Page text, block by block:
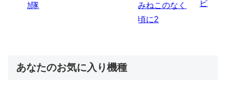
ビ 炎ノ消防隊2
あなたのお気に入り機種